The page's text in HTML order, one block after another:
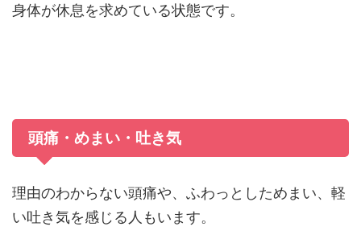
身体が休息を求めている状態です。
頭痛・めまい・吐き気
理由のわからない頭痛や、ふわっとしためまい、軽
い吐き気を感じる人もいます。